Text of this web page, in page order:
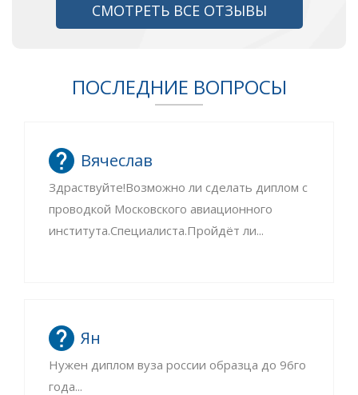
СМОТРЕТЬ ВСЕ ОТЗЫВЫ
ПОСЛЕДНИЕ ВОПРОСЫ
Вячеслав
Здраствуйте!Возможно ли сделать диплом с
проводкой Московского авиационного
института.Специалиста.Пройдёт ли...
Ян
Нужен диплом вуза россии образца до 96го
года...